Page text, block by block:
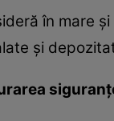
în mare
şi